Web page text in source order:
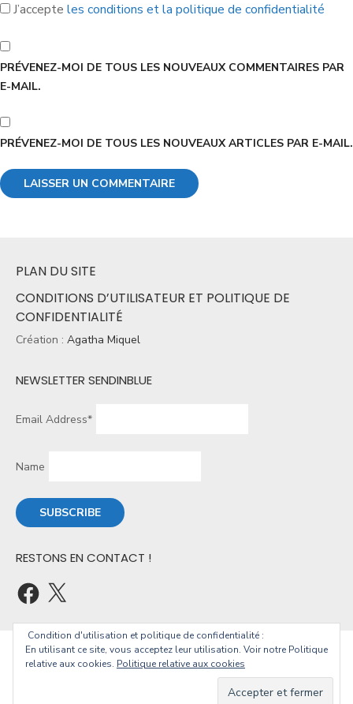
J’accepte les conditions et la politique de confidentialité
PRÉVENEZ-MOI DE TOUS LES NOUVEAUX COMMENTAIRES PAR
E-MAIL.
PRÉVENEZ-MOI DE TOUS LES NOUVEAUX ARTICLES PAR E-MAIL.
PLAN DU SITE
CONDITIONS D’UTILISATEUR ET POLITIQUE DE
CONFIDENTIALITÉ
Création : Agatha Miquel
NEWSLETTER SENDINBLUE
Email Address*
Name
RESTONS EN CONTACT !
© 2026 Christophe Geourjon
Theme by Design Lab
Condition d'utilisation et politique de confidentialité :
En utilisant ce site, vous acceptez leur utilisation. Voir notre Politique
relative aux cookies. Politique relative aux cookies